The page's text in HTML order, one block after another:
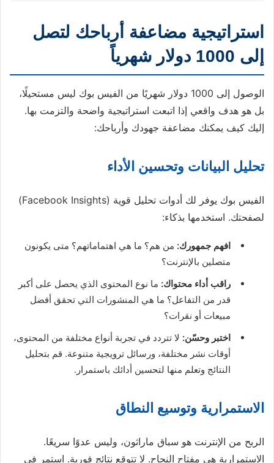
استراتيجية مضاعفة أرباحك لتصل
إلى 1000 دولار شهرياً
الوصول إلى 1000 دولار شهريًا من الفيس بوك ليس مستحيلًا،
بل هو هدف واقعي إذا اتبعت استراتيجية واضحة والتزمت بها.
إليك كيف يمكنك مضاعفة جهودك وأرباحك:
تحليل البيانات وتحسين الأداء
الفيس بوك يوفر لك أدوات تحليل قوية (Facebook Insights)
لصفحتك. استخدمها بذكاء:
افهم جمهورك: من هم؟ ما هي اهتماماتهم؟ متى يكونون
متصلين بالإنترنت؟
راقب أداء محتواك: ما نوع المحتوى الذي يحصل على أكبر
قدر من التفاعل؟ ما هي المنشورات التي تحقق أفضل
مبيعات أو نقرات؟
اختبر وحسّن: لا تتردد في تجربة أنواع مختلفة من المحتوى،
أوقات نشر مختلفة، ورسائل ترويجية متنوعة. قم بتحليل
النتائج وتعلم منها لتحسين أدائك باستمرار.
الاستمرارية وتوسيع النطاق
الربح من الإنترنت هو سباق ماراثون، وليس عدوًا سريعًا.
الاستمرارية هي مفتاح النجاح. لا تتوقع نتائج فورية. استمر في